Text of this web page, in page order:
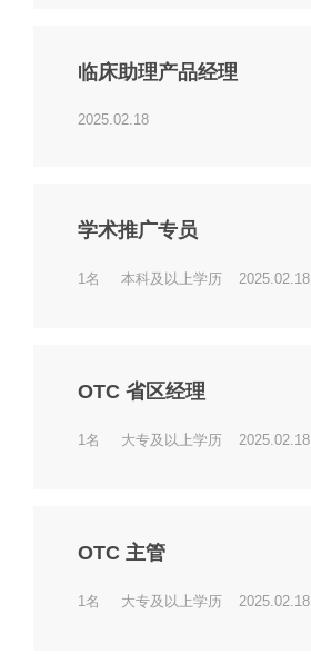
临床助理产品经理
2025.02.18
学术推广专员
1名 本科及以上学历 2025.02.18
OTC 省区经理
1名 大专及以上学历 2025.02.18
OTC 主管
1名 大专及以上学历 2025.02.18